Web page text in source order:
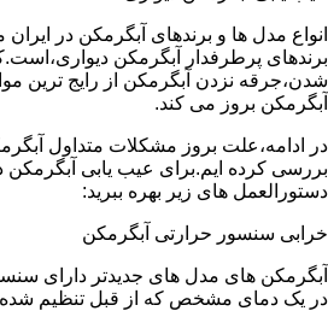
انواع مدل ها و برندهای آبگرمکن در
برندهای پرطرفدار آبگرمکن
شدن،جرقه نزدن آبگرمکن از رایج ترین
آبگرمکن بروز می کند.
در ادامه،علت بروز مشکلات متداول
بررسی کرده ایم.برای عیب یابی آبگرمکن
دستورالعمل های زیر بهره ببرید:
خرابی سنسور حرارتی آبگرمکن
آبگرمکن های مدل های جدیدتر دارای
در یک دمای مشخص که از قبل تنظیم